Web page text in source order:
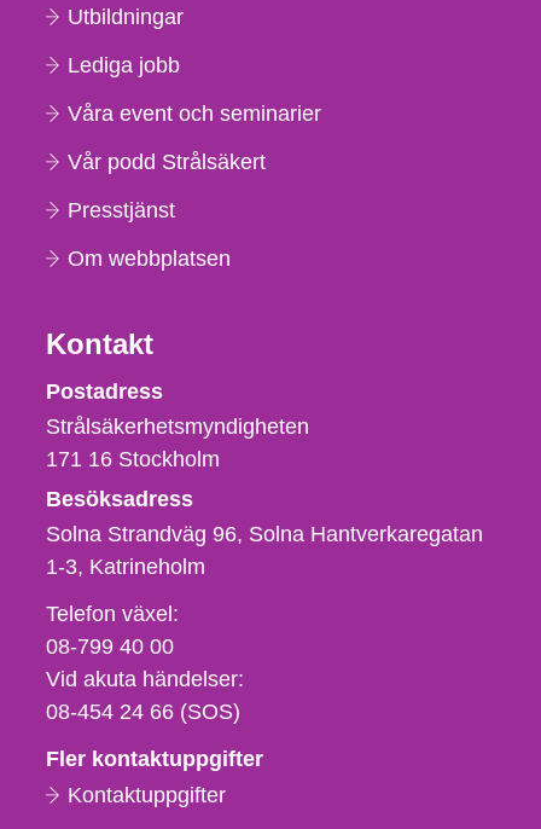
Utbildningar
Lediga jobb
Våra event och seminarier
Vår podd Strålsäkert
Presstjänst
Om webbplatsen
Kontakt
Strålsäkerhetsmyndigheten
Postadress
Strålsäkerhetsmyndigheten
171 16 Stockholm
Besöksadress
Solna Strandväg 96, Solna Hantverkaregatan
1-3 Katrineholm
Telefon,
fax
och
e-
Telefon växel:
08-799 40 00
Vid akuta händelser:
08-454 24 66 (SOS)
Fler kontaktuppgifter
Kontaktuppgifter